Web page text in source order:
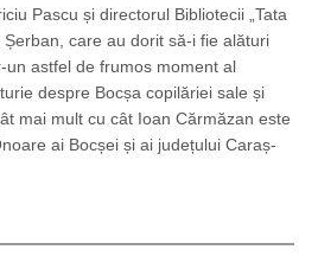
Pascu și directorul Bibliotecii „Tata
care au dorit să-i fie alături
astfel de frumos moment al
despre Bocșa copilăriei sale și
mai mult cu cât Ioan Cărmăzan este
ai Bocșei și ai județului Caraș-